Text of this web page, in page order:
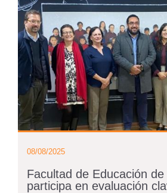
08/08/2025
Facultad de Educación
participa en evaluación